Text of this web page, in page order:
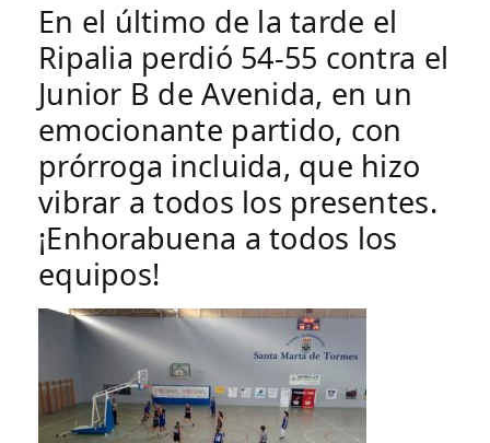
En el último de la tarde el
Ripalia perdió 54-55 contra el
Junior B de Avenida, en un
emocionante partido, con
prórroga incluida, que hizo
vibrar a todos los presentes.
¡Enhorabuena a todos los
equipos!